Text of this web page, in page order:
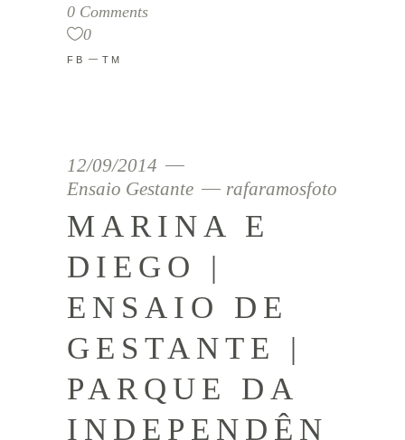
0 Comments
0
FB TM
12/09/2014
Ensaio Gestante
rafaramosfoto
MARINA E
DIEGO |
ENSAIO DE
GESTANTE |
PARQUE DA
INDEPENDÊN